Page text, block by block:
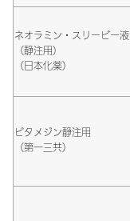
ネオラミン・スリービー液
（静注用）
（日本化薬）
ビタメジン静注用
（第一三共）